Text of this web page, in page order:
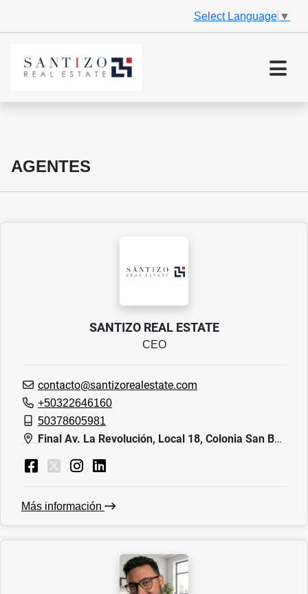
Select Language ▼
AGENTES
SANTIZO REAL ESTATE
CEO
contacto@santizorealestate.com
+50322646160
50378605981
Final Av. La Revolución, Local 18, Colonia San Benito. Edif. Corporativo Presidente Plaza, nivel 6
Más información